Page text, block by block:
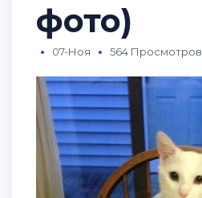
фото)
07-Ноя 564 Просмотров